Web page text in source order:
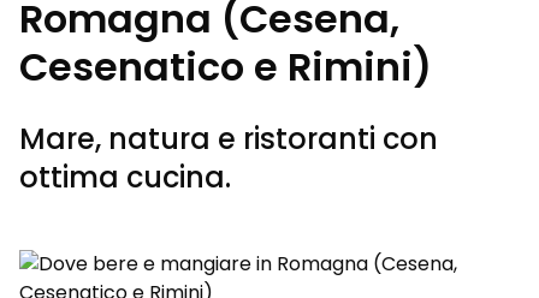
Romagna (Cesena,
Cesenatico e Rimini)
Mare, natura e ristoranti con
ottima cucina.